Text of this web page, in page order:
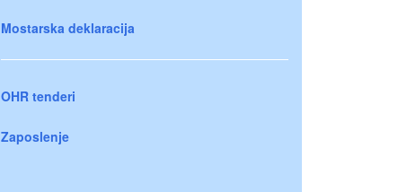
Mostarska deklaracija
OHR tenderi
Zaposlenje